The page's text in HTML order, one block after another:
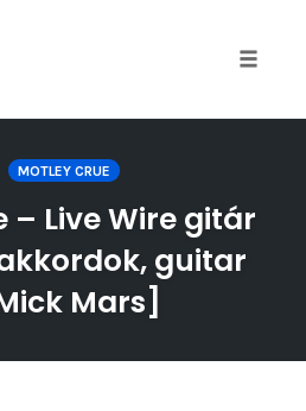
MOTLEY CRUE
– Live Wire gitár
guitar
Mars]